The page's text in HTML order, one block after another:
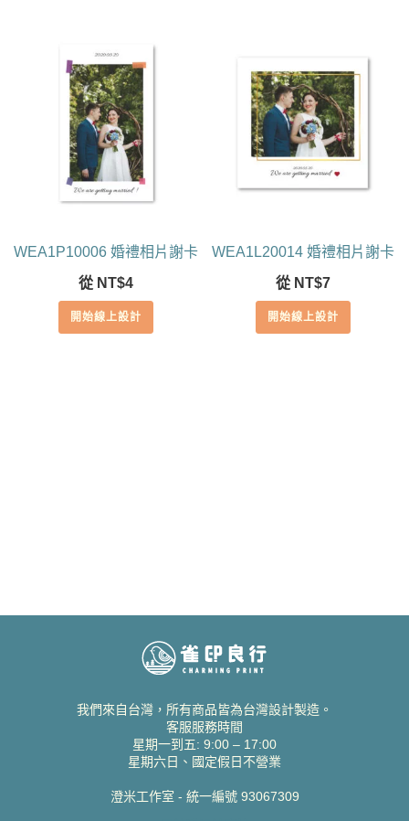
WEA1P10006 婚禮相片謝卡
從 NT$4
開始線上設計
WEA1L20014 婚禮相片謝卡
從 NT$7
開始線上設計
我們來自台灣，所有商品皆為台灣設計製造。
客服服務時間
星期一到五: 9:00 – 17:00
星期六日、國定假日不營業
澄米工作室 - 統一編號 93067309